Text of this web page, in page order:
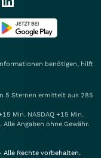
benötigen, hilft
5 Sternen ermittelt aus 285
Min. NASDAQ +15 Min.
Alle Angaben ohne Gewähr.
Rechte vorbehalten.